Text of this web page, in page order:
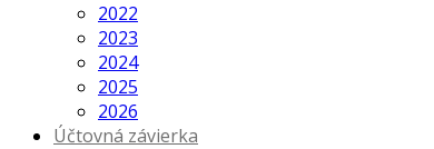
2022
2023
2024
2025
2026
Účtovná závierka